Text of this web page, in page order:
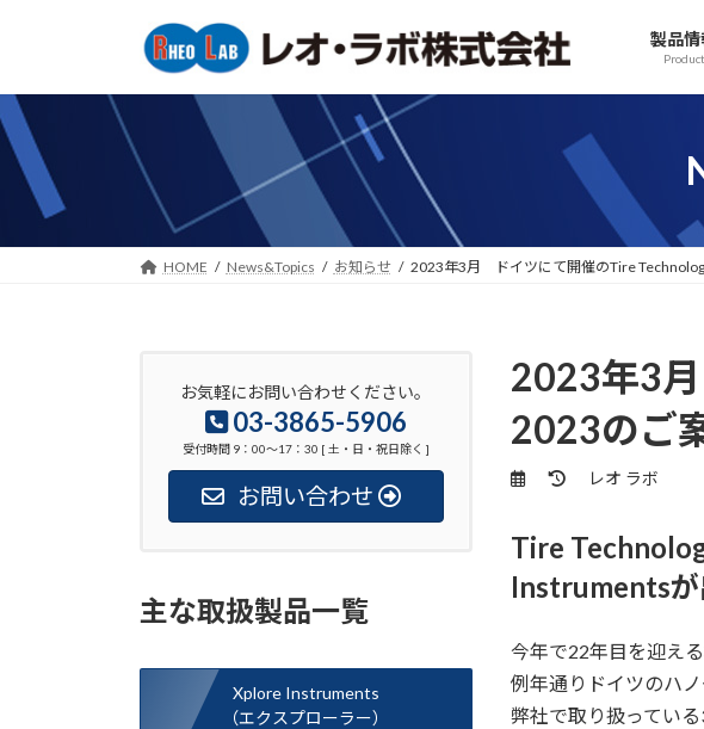
ン
ツ
へ
ッ
ー
シ
ョ
移
製品情
Product
HOME News&Topics お知らせ 2023年3月 ドイツにて開催のTire
2023年3
2023のご
新
時
レオ ラボ
Tire
Instruments
今年で22年目を迎え
例年通りドイツのハ
弊社で取り扱ってい
お気軽にお問い合わせください。
03-3865-5906
受付時間 9：00〜17：30 [ 土・日・祝日除く ]
お問い合わせ
主な取扱製品一覧
Xplore Instruments
（エクスプローラー）